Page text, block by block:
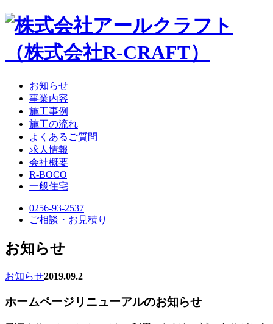
お知らせ
事業内容
施工事例
施工の流れ
よくあるご質問
求人情報
会社概要
R-BOCO
一般住宅
0256-93-2537
ご相談・お見積り
お知らせ
お知らせ2019.09.2
ホームページリニューアルのお知らせ